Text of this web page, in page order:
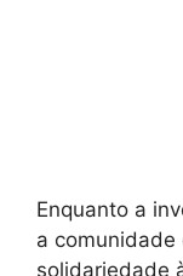
Enquanto a
a comunidade
solidariedade